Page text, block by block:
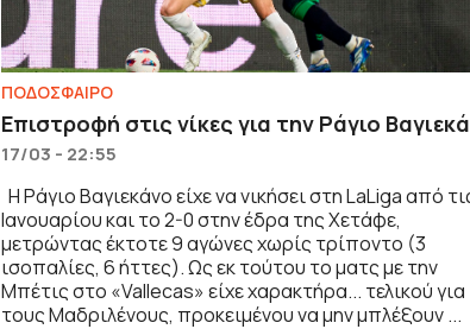
ΠΟΔΟΣΦΑΙΡΟ
Επιστροφή στις νίκες για την Ράγιο
17/03 - 22:55
Η Ράγιο Βαγιεκάνο είχε να νικήσει στη LaLiga από
Ιανουαρίου και το 2-0 στην έδρα της Χετάφε,
μετρώντας έκτοτε 9 αγώνες χωρίς τρίποντο (3
ισοπαλίες, 6 ήττες). Ως εκ τούτου το ματς με την
Μπέτις στο «Vallecas» είχε χαρακτήρα... τελικού για
τους Μαδριλένους, προκειμένου να μην μπλέξουν ...